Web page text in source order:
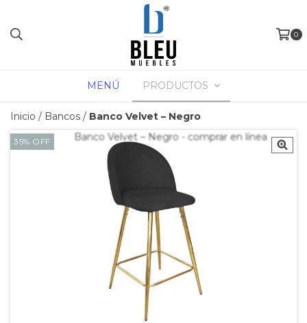
0
MENÚ PRODUCTOS
Inicio / Bancos / Banco Velvet – Negro
35% OFF